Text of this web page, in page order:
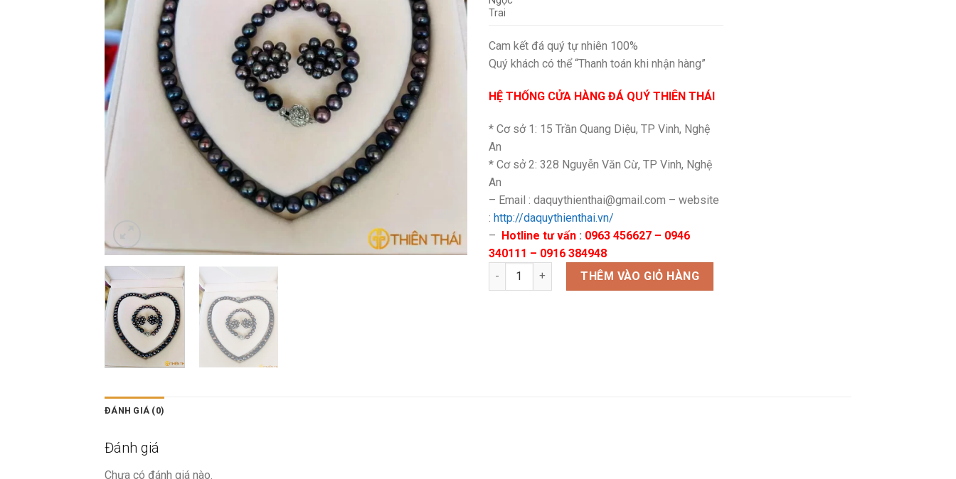
Trai
Cam kết đá quý tự nhiên 100%
Quý khách có thể “Thanh toán khi nhận hàng”
HỆ THỐNG CỬA HÀNG ĐÁ QUÝ THIÊN THÁI
* Cơ sở 1: 15 Trần Quang Diệu, TP Vinh, Nghệ
An
* Cơ sở 2: 328 Nguyễn Văn Cừ, TP Vinh, Nghệ
An
– Email : daquythienthai@gmail.com – website
: http://daquythienthai.vn/
– Hotline tư vấn : 0963 456627 – 0946
340111 – 0916 384948
Bộ Ngọc Trai đen số lượngTHÊM VÀO GIỎ HÀNG
ĐÁNH GIÁ (0)
Đánh giá
Chưa có đánh giá nào.